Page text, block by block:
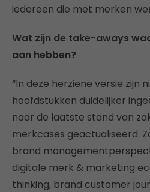
iedereen die met merken
Wat zijn de take-aways
aan hebben?
“In deze herziene versie zijn
hoofdstukken duidelijker
naar de laatste stand van
merkcases geactualiseerd.
brand
digitale merk & marketing
thinking, brand customer